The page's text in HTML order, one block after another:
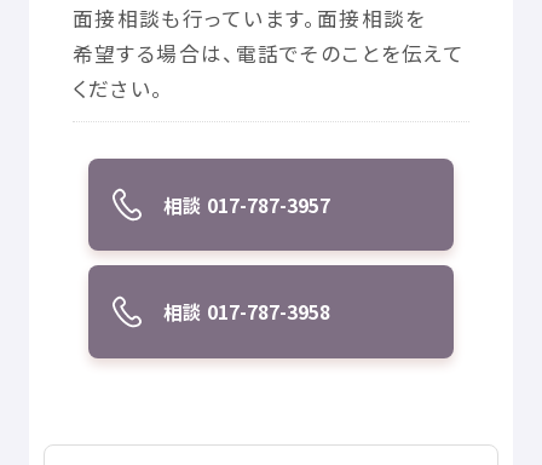
面接相談も行っています。 面接相談を
希望する場合は、 電話でそのことを伝えて
ください。
相談 017-787-3957
相談 017-787-3958